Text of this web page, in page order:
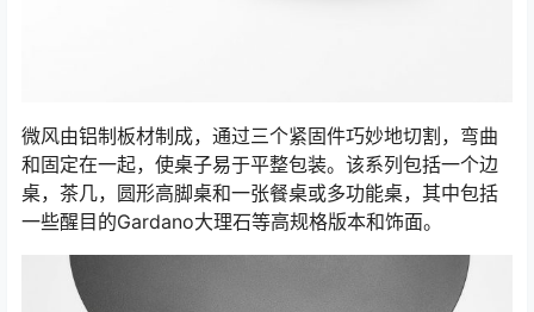
微风由铝制板材制成，通过三个紧固件巧妙地切割，弯曲
和固定在一起，使桌子易于平整包装。该系列包括一个边
桌，茶几，圆形高脚桌和一张餐桌或多功能桌，其中包括
一些醒目的Gardano大理石等高规格版本和饰面。